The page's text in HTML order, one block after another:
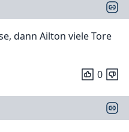
dann Ailton viele Tore
0